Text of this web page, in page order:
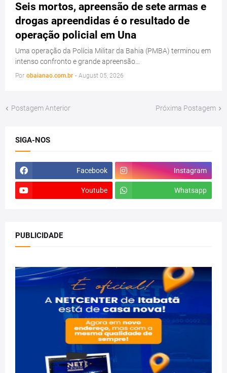
Seis mortos, apreensão de sete armas e
drogas apreendidas é o resultado de
operação policial em Una
Uma operação da Polícia Militar da Bahia (PMBA) terminou em
intenso confronto e grande apreensão…
Por obaianao.com.br - August 05, 2026
Postagem Anterior Próxima Postagem
SIGA-NOS
Facebook Instagram
Youtube Whatsapp
PUBLICIDADE